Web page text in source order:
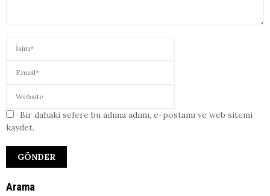
Bir dahaki sefere bu adıma adımı, e-postamı ve web sitemi
kaydet.
Arama